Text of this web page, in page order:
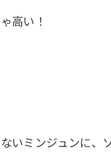
高い！
いミンジュンに、